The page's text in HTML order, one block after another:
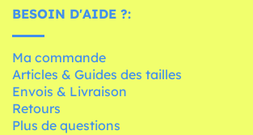
BESOIN D'AIDE ?:
Ma commande
Articles & Guides des tailles
Envois & Livraison
Retours
Plus de questions